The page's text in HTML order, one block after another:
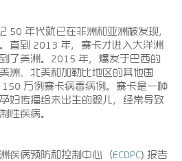
50 年代就已在非洲和亚洲被发现，
直到 2013 年，寨卡才进入大洋洲
了美洲。2015 年，爆发于巴西的
洲、北美和加勒比地区的其他国
万例寨卡病毒病例。寨卡是一种
妇传播给未出生的婴儿，经常导致
性疾病。
疾病预防和控制中心（ECDPC) 报告